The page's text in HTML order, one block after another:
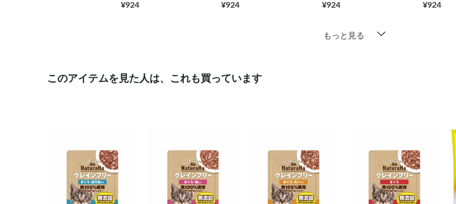
¥924 ¥924 ¥924 ¥924
もっと見る
このアイテムを見た人は、これも買っています